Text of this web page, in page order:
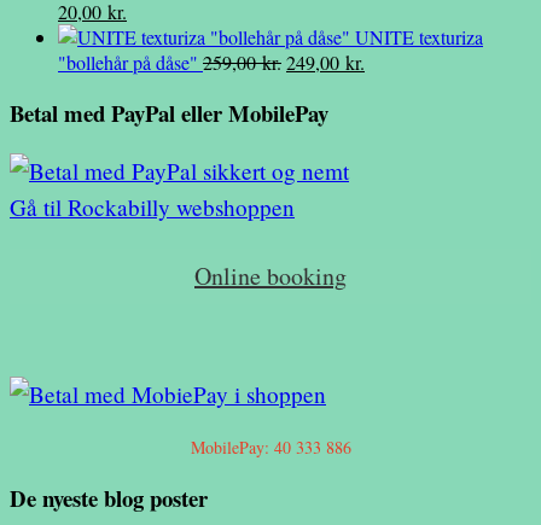
var:
45,00 kr..
er:
20,00 kr..
Den
oprindelige
pris
39,00 kr..
20,00 kr.
aktuelle
pris
20,00 kr..
UNITE texturiza
"bollehår på dåse" 259,00kr.Den
pris
259,00 kr..
249,00 kr.
Betal med PayPal eller MobilePay
Gå til Rockabilly webshoppen
Online booking
MobilePay: 40 333 886
De nyeste blog poster